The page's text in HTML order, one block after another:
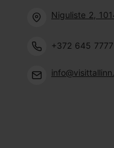
Niguliste 2,
+372 645 7777